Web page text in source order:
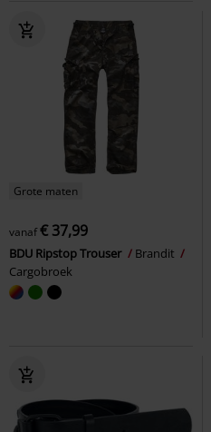
Grote maten
vanaf€ 37,99
BDU Ripstop Trouser
Brandit
Cargobroek